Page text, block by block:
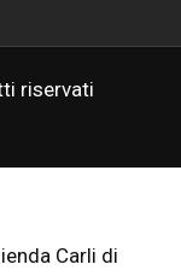
riservati
Carli di